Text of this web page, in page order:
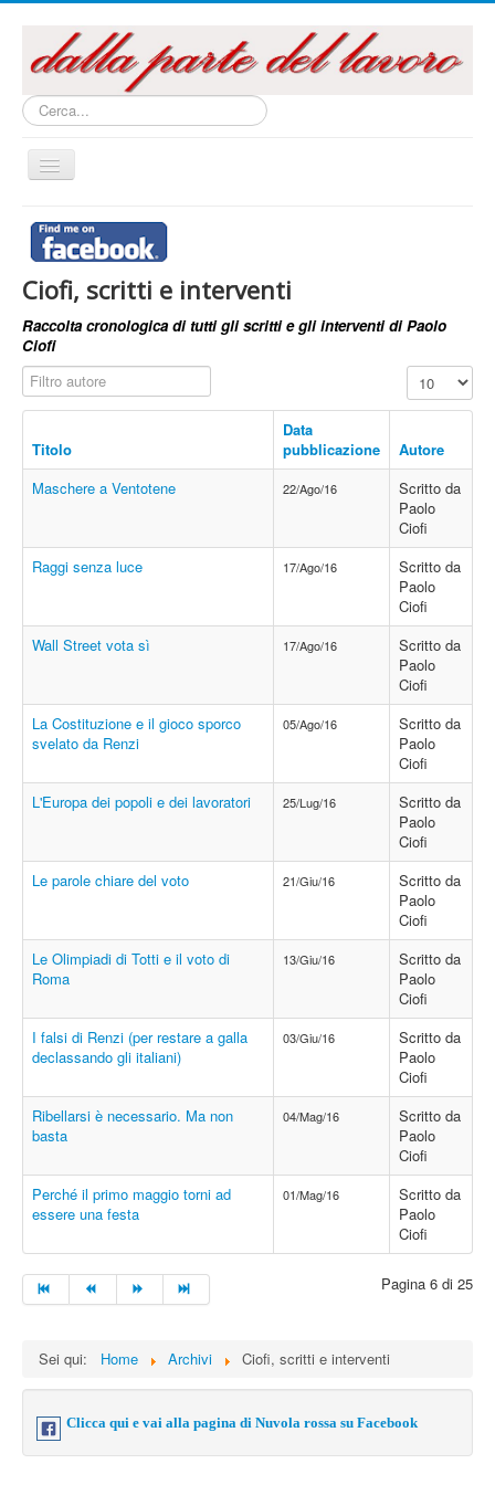
Cerca...
Cambia
navigazione
Home
Questo sito
Articoli e Saggi
Interventi e Relazioni
Libri e Pubblicazioni
Audiovisivi
Archivi
La campagna referendaria 2016
Ciofi, scritti e interventi
Raccolta cronologica di tutti gli scritti e gli interventi di Paolo
Ciofi
Filtro autore
Visualizza n.
Titolo
Data
pubblicazione
Autore
Maschere a Ventotene
22/Ago/16
Scritto da
Paolo
Ciofi
Raggi senza luce
17/Ago/16
Scritto da
Paolo
Ciofi
Wall Street vota sì
17/Ago/16
Scritto da
Paolo
Ciofi
La Costituzione e il gioco sporco
svelato da Renzi
05/Ago/16
Scritto da
Paolo
Ciofi
L'Europa dei popoli e dei lavoratori
25/Lug/16
Scritto da
Paolo
Ciofi
Le parole chiare del voto
21/Giu/16
Scritto da
Paolo
Ciofi
Le Olimpiadi di Totti e il voto di
Roma
13/Giu/16
Scritto da
Paolo
Ciofi
I falsi di Renzi (per restare a galla
declassando gli italiani)
03/Giu/16
Scritto da
Paolo
Ciofi
Ribellarsi è necessario. Ma non
basta
04/Mag/16
Scritto da
Paolo
Ciofi
Perché il primo maggio torni ad
essere una festa
01/Mag/16
Scritto da
Paolo
Ciofi
Pagina 6 di 25
Sei qui: Home Archivi Ciofi, scritti e interventi
Clicca qui e vai alla pagina di Nuvola rossa su Facebook